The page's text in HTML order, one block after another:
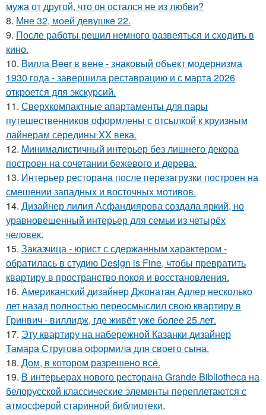
мужа от другой, что он остался не из любви?
8. Мне 32, моей девушке 22.
9. После работы решил немного развеяться и сходить в
кино.
10. Вилла Beer в вене - знаковый объект модернизма
1930 года - завершила реставрацию и с марта 2026
откроется для экскурсий.
11. Сверхкомпактные апартаменты для пары
путешественников оформлены с отсылкой к круизным
лайнерам середины XX века.
12. Минималистичный интерьер без лишнего декора
построен на сочетании бежевого и дерева.
13. Интерьер ресторана после перезагрузки построен на
смешении западных и восточных мотивов.
14. Дизайнер лилия Асфандиярова создала яркий, но
уравновешенный интерьер для семьи из четырёх
человек.
15. Заказчица - юрист с сдержанным характером -
обратилась в студию Design is Fine, чтобы превратить
квартиру в пространство покоя и восстановления.
16. Американский дизайнер Джонатан Адлер несколько
лет назад полностью переосмыслил свою квартиру в
Гринвич - виллидж, где живёт уже более 25 лет.
17. Эту квартиру на набережной Казанки дизайнер
Тамара Стругова оформила для своего сына.
18. Дом, в котором разрешено всё.
19. В интерьерах нового ресторана Grande Bibliotheca на
белорусской классические элементы переплетаются с
атмосферой старинной библиотеки.